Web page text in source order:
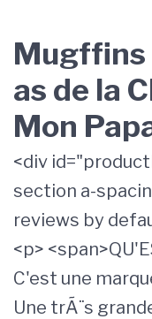
Mugffins
as de la
Mon
<div
section a-
reviews by
<p>
C'est une
Une trÃ¨s